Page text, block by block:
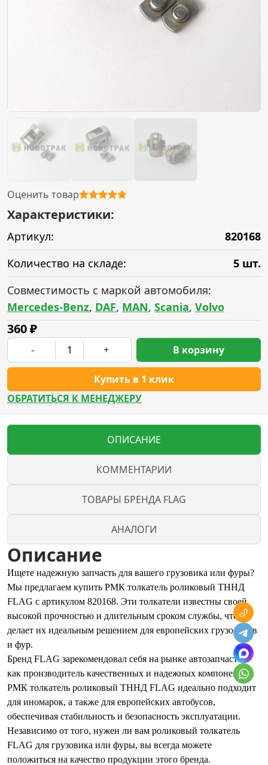
Оценить товар
Характеристики:
Артикул:
820168
Количество на складе:
5 шт.
Совместимость с маркой автомобиля:
Mercedes-Benz, DAF, MAN, Scania, Volvo
360₽
- +
Купить в 1 клик
В корзину
ОБРАТИТЬСЯ К МЕНЕДЖЕРУ
ОПИСАНИЕ
КОММЕНТАРИИ
ТОВАРЫ БРЕНДА FLAG
АНАЛОГИ
Описание
Ищете надежную запчасть для вашего грузовика или фуры?
Мы предлагаем купить РМК толкатель роликовый ТННД
FLAG с артикулом 820168. Эти толкатели известны своей
высокой прочностью и длительным сроком службы, что
делает их идеальным решением для европейских грузовиков
и фур.
Бренд FLAG зарекомендовал себя на рынке автозапчастей
как производитель качественных и надежных компонентов.
РМК толкатель роликовый ТННД FLAG идеально подходит
для иномарок, а также для европейских автобусов,
обеспечивая стабильность и безопасность эксплуатации.
Независимо от того, нужен ли вам роликовый толкатель
FLAG для грузовика или фуры, вы всегда можете
положиться на качество продукции этого бренда.